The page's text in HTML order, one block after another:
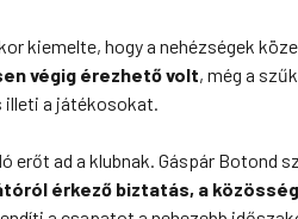
kiemelte, hogy a nehézségek
végig érezhető volt, még a
illeti a játékosokat.
erőt ad a klubnak. Gáspár Botond
érkező biztatás, a